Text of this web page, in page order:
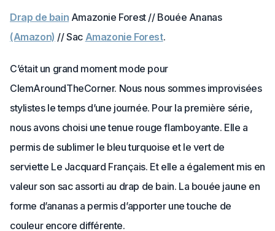
Drap de bain Amazonie Forest // Bouée Ananas
(Amazon) // Sac Amazonie Forest.
C’était un grand moment mode pour
ClemAroundTheCorner. Nous nous sommes improvisées
stylistes le temps d’une journée. Pour la première série,
nous avons choisi une tenue rouge flamboyante. Elle a
permis de sublimer le bleu turquoise et le vert de
serviette Le Jacquard Français. Et elle a également mis en
valeur son sac assorti au drap de bain. La bouée jaune en
forme d’ananas a permis d’apporter une touche de
couleur encore différente.